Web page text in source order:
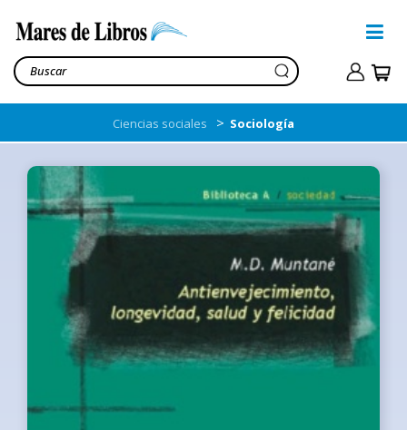
Ciencias sociales > Sociología